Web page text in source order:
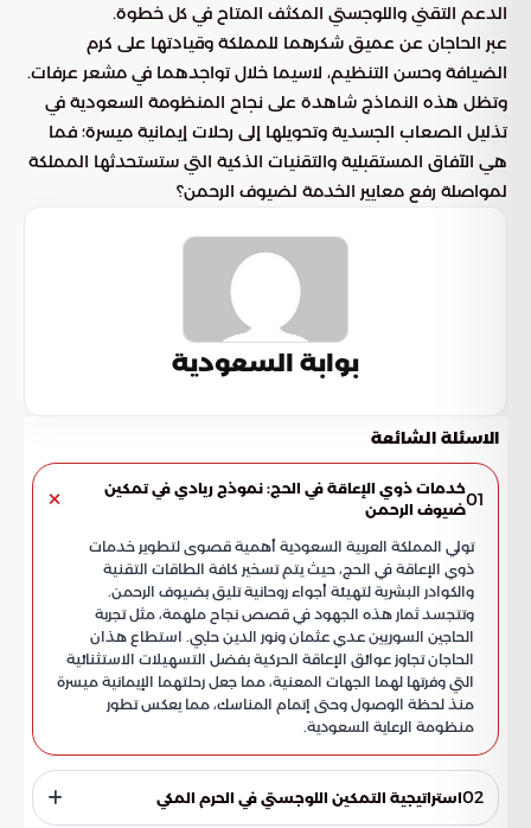
الدعم التقني واللوجستي المكثف المتاح في كل خطوة.
عبر الحاجان عن عميق شكرهما للمملكة وقيادتها على كرم
الضيافة وحسن التنظيم، لاسيما خلال تواجدهما في مشعر عرفات.
وتظل هذه النماذج شاهدة على نجاح المنظومة السعودية في
تذليل الصعاب الجسدية وتحويلها إلى رحلات إيمانية ميسرة؛ فما
هي الآفاق المستقبلية والتقنيات الذكية التي ستستحدثها المملكة
لمواصلة رفع معايير الخدمة لضيوف الرحمن؟
بوابة السعودية
الاسئلة الشائعة
01خدمات ذوي الإعاقة في الحج: نموذج ريادي في تمكين
ضيوف الرحمن
تولي المملكة العربية السعودية أهمية قصوى لتطوير خدمات
ذوي الإعاقة في الحج، حيث يتم تسخير كافة الطاقات التقنية
والكوادر البشرية لتهيئة أجواء روحانية تليق بضيوف الرحمن.
وتتجسد ثمار هذه الجهود في قصص نجاح ملهمة، مثل تجربة
الحاجين السوريين عدي عثمان ونور الدين حلبي. استطاع هذان
الحاجان تجاوز عوائق الإعاقة الحركية بفضل التسهيلات الاستثنائية
التي وفرتها لهما الجهات المعنية، مما جعل رحلتهما الإيمانية ميسرة
منذ لحظة الوصول وحتى إتمام المناسك، مما يعكس تطور
منظومة الرعاية السعودية.
02استراتيجية التمكين اللوجستي في الحرم المكي